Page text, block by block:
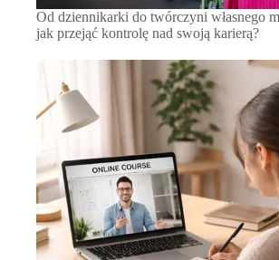
Od dziennikarki do twórczyni własnego
jak przejąć kontrolę nad swoją karierą?